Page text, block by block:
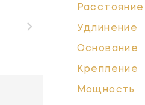
Удлинение
Основание
Крепление
Мощность